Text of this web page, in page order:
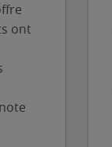
ont